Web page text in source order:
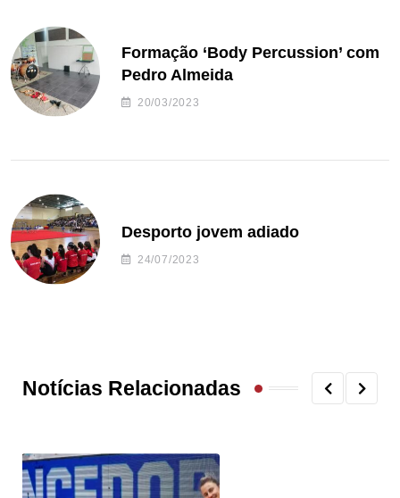
Formação ‘Body Percussion’ com
Pedro Almeida
20/03/2023
Desporto jovem adiado
24/07/2023
Notícias Relacionadas